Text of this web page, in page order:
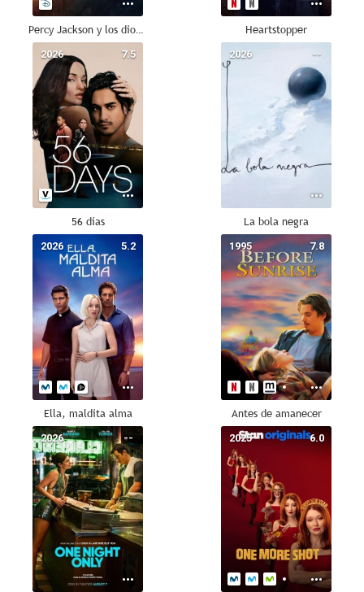
Percy Jackson y los dioses del Olimpo Heartstopper
7.5
2026
56 días
--
2026
La bola negra
5.2
2026
Ella, maldita alma
7.8
1995
Antes de amanecer
--
2026 6.0
2025